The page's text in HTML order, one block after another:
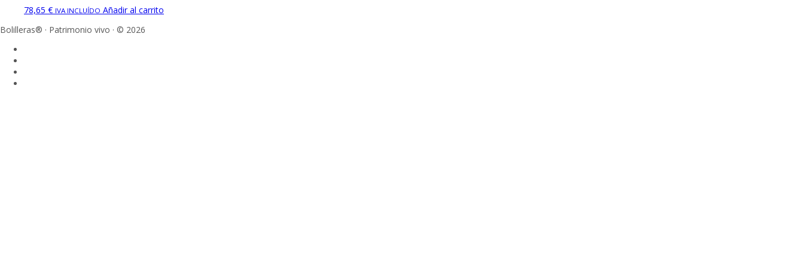
78,65 € IVA INCLUÍDO Añadir al carrito
Bolilleras® · Patrimonio vivo · © 2026